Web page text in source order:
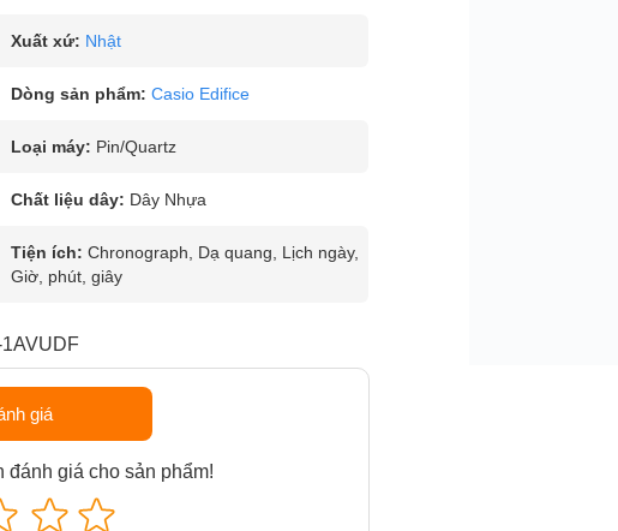
Xuất xứ: Nhật
Dòng sản phẩm: Casio Edifice
Loại máy: Pin/Quartz
Chất liệu dây: Dây Nhựa
Tiện ích: Chronograph, Dạ quang, Lịch ngày,
Giờ, phút, giây
giá
giá cho sản phẩm!